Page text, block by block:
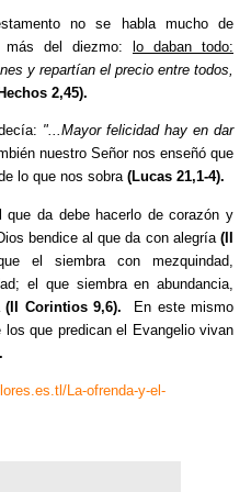
no se habla mucho de
más del diezmo:
lo daban todo:
y repartían el precio entre todos,
2,45).
"...Mayor felicidad hay en dar
nuestro Señor nos enseñó que
lo que nos sobra (Lucas 21,1-4).
que da debe hacerlo de corazón y
bendice al que da con alegría (II
el siembra con mezquindad,
el que siembra en abundancia,
(II Corintios 9,6).
En este mismo
que predican el Evangelio vivan
La-ofrenda-y-el-